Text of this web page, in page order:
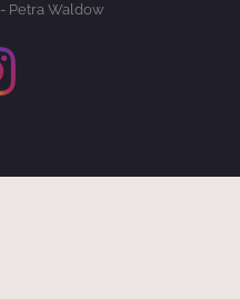
Petra Waldow